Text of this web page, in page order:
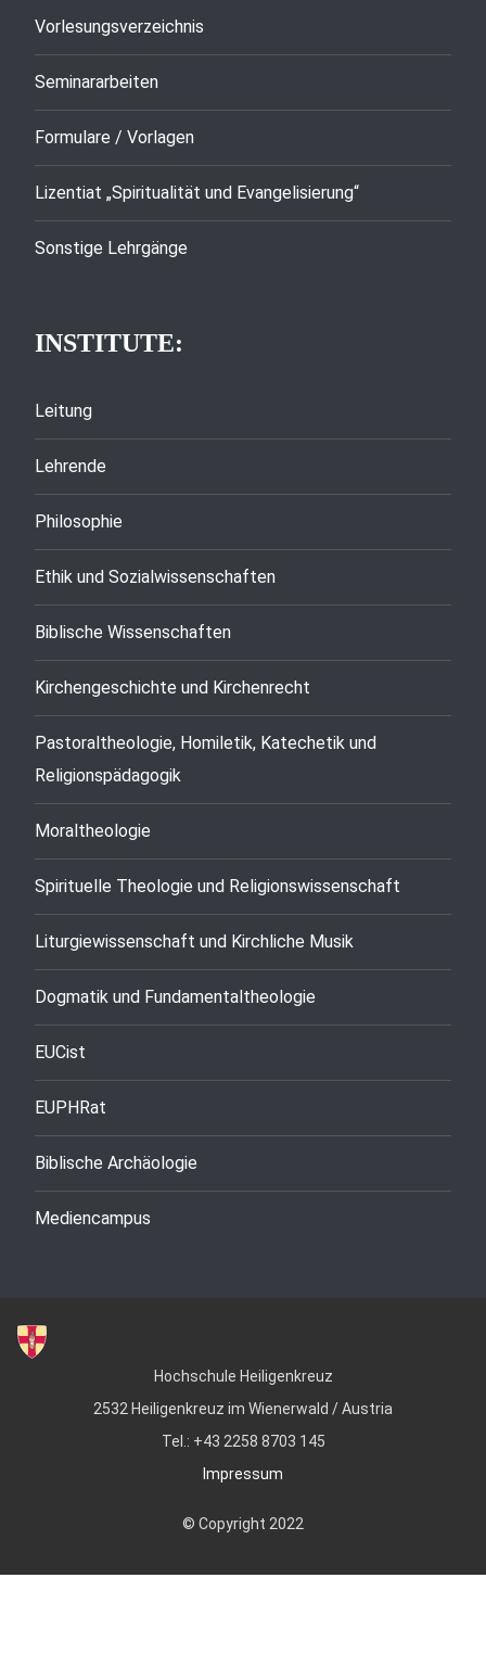
Vorlesungsverzeichnis
Seminararbeiten
Formulare / Vorlagen
Lizentiat „Spiritualität und Evangelisierung“
Sonstige Lehrgänge
INSTITUTE:
Leitung
Lehrende
Philosophie
Ethik und Sozialwissenschaften
Biblische Wissenschaften
Kirchengeschichte und Kirchenrecht
Pastoraltheologie, Homiletik, Katechetik und
Religionspädagogik
Moraltheologie
Spirituelle Theologie und Religionswissenschaft
Liturgiewissenschaft und Kirchliche Musik
Dogmatik und Fundamentaltheologie
EUCist
EUPHRat
Biblische Archäologie
Mediencampus
Hochschule Heiligenkreuz
2532 Heiligenkreuz im Wienerwald / Austria
Tel.: +43 2258 8703 145
Impressum
© Copyright 2022